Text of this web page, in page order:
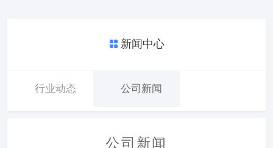
新闻中心
行业动态 公司新闻
公司新闻